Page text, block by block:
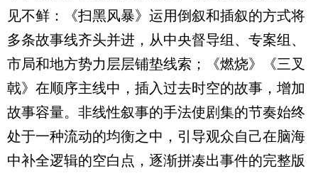
见不鲜：《扫黑风暴》运用倒叙和插叙的方式将
多条故事线齐头并进，从中央督导组、专案组、
市局和地方势力层层铺垫线索；《燃烧》《三叉
戟》在顺序主线中，插入过去时空的故事，增加
故事容量。非线性叙事的手法使剧集的节奏始终
处于一种流动的均衡之中，引导观众自己在脑海
中补全逻辑的空白点，逐渐拼凑出事件的完整版